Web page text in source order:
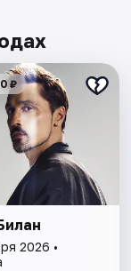
₽
2026 •